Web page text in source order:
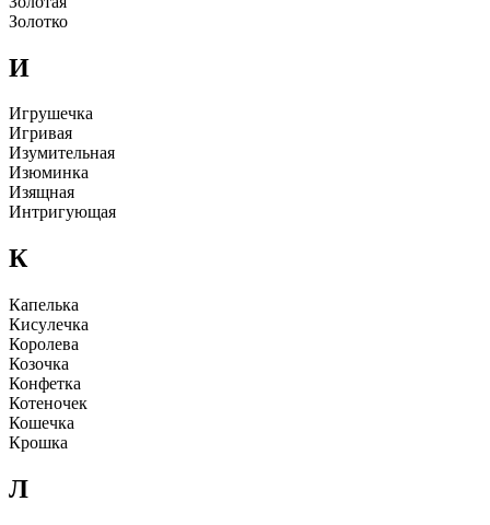
Золотко
И
Игpyшечка
Игpивая
Изyмительная
Изюминка
Изящная
Интpигyющая
К
Капелька
Кисyлечка
Коpолева
Козочка
Конфетка
Котеночек
Кошечка
Кpошка
Л